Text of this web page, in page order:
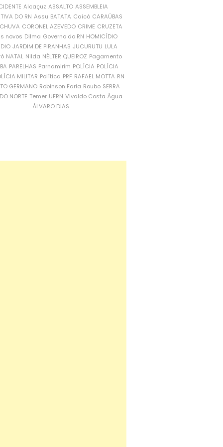
Alcaçuz ASSALTO ASSEMBLEIA
DO RN Assu BATATA Caicó CARAÚBAS
CORONEL AZEVEDO CRIME CRUZETA
novos Dilma Governo do RN HOMICÍDIO
JARDIM DE PIRANHAS JUCURUTU LULA
NATAL Nilda NÉLTER QUEIROZ Pagamento
PARELHAS Parnamirim POLÍCIA POLÍCIA
MILITAR Política PRF RAFAEL MOTTA RN
GERMANO Robinson Faria Roubo SERRA
NORTE Temer UFRN Vivaldo Costa Água
ÁLVARO DIAS